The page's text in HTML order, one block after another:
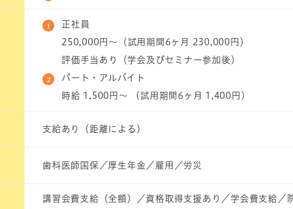
正社員
250,000円～（試用期間6ヶ月 230,000円）
評価手当あり（学会及びセミナー参加後）
パート・アルバイト
時給 1,500円～ （試用期間6ヶ月 1,400円）
支給あり（距離による）
歯科医師国保／厚生年金／雇用／労災
講習会費支給（全額）／資格取得支援あり／学会費支給／